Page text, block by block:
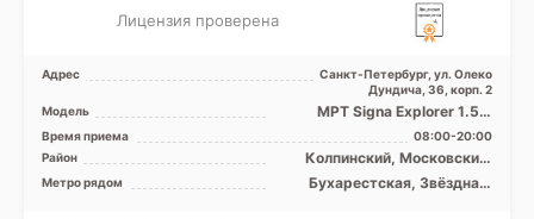
Лицензия проверена
Адрес
Санкт-Петербург, ул. Олеко
Дундича, 36, корп. 2
Модель
МРТ Signa Explorer 1.5 Т
закрытого типа, КТ Toshiba
Activion 16 срезов
Время приема
08:00-20:00
Район
Колпинский, Московский,
Невский, Пушкинский,
Фрунзенский, Лен. область
Метро рядом
Бухарестская, Звёздная,